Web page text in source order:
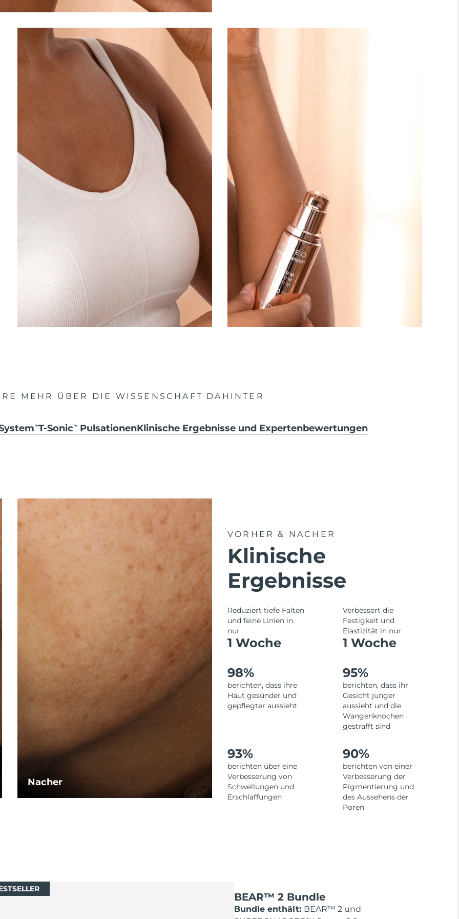
MEHR ÜBER DIE WISSENSCHAFT DAHINTER
TMT-SonicTMPulsationenKlinische Ergebnisse und Expertenbewertungen
Nacher
VORHER & NACHER
Klinische
Ergebnisse
Reduziert tiefe Falten
und feine Linien in
nur
1 Woche
Verbessert die
Festigkeit und
Elastizität in nur
1 Woche
98%
berichten, dass ihre
Haut gesünder und
gepflegter aussieht
95%
berichten, dass ihr
Gesicht jünger
aussieht und die
Wangenknochen
gestrafft sind
93%
berichten über eine
Verbesserung von
Schwellungen und
Erschlaffungen
90%
berichten von einer
Verbesserung der
Pigmentierung und
des Aussehens der
Poren
BEAR™ 2 Bundle
Bundle enthält: BEAR™ 2 und